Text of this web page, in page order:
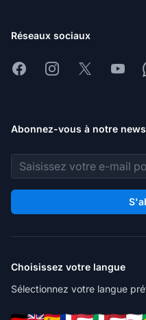
Réseaux sociaux
FacebookInstagram
X
Abonnez-vous à notre
Adresse e-mail
Choisissez votre langue
Sélectionnez votre langue